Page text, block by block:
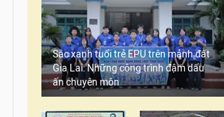
Sắc xanh tuổi trẻ EPU trên mảnh đất
Gia Lai: Những công trình đậm dấu
ấn chuyên môn